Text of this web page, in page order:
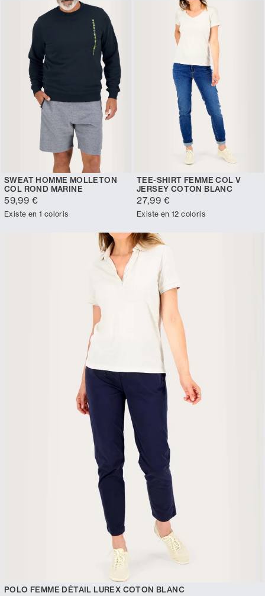
SWEAT HOMME MOLLETON
COL ROND MARINE
59,99 €
Existe en 1 coloris
TEE-SHIRT FEMME COL V
JERSEY COTON BLANC
27,99 €
Existe en 12 coloris
POLO FEMME DÉTAIL LUREX COTON BLANC